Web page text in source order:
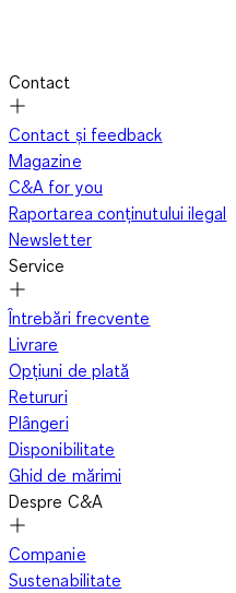
Contact
Contact și feedback
Magazine
C&A for you
Raportarea conținutului ilegal
Newsletter
Service
Întrebări frecvente
Livrare
Opțiuni de plată
Retururi
Plângeri
Disponibilitate
Ghid de mărimi
Despre C&A
Companie
Sustenabilitate